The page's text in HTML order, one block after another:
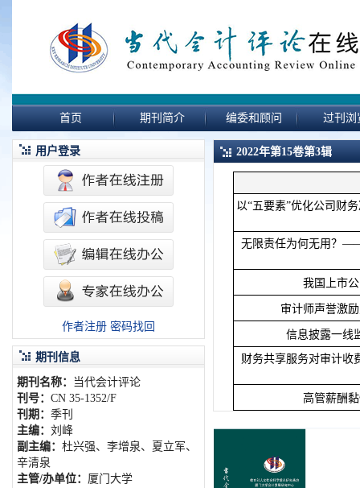
首页 期刊简介 编委和顾问 过刊浏
用户登录
作者注册 密码找回
期刊信息
期刊名称：
当代会计评论
刊号： CN 35-1352/F
刊期： 季刊
主编： 刘峰
副主编： 杜兴强、李增泉、夏立军、
辛清泉
主管/办单位： 厦门大学
2022年第15卷第3辑
以“五要素”优化公司财
无限责任为何无用？
我国上市
审计师声誉激
信息披露一线
财务共享服务对审计
高管薪酬